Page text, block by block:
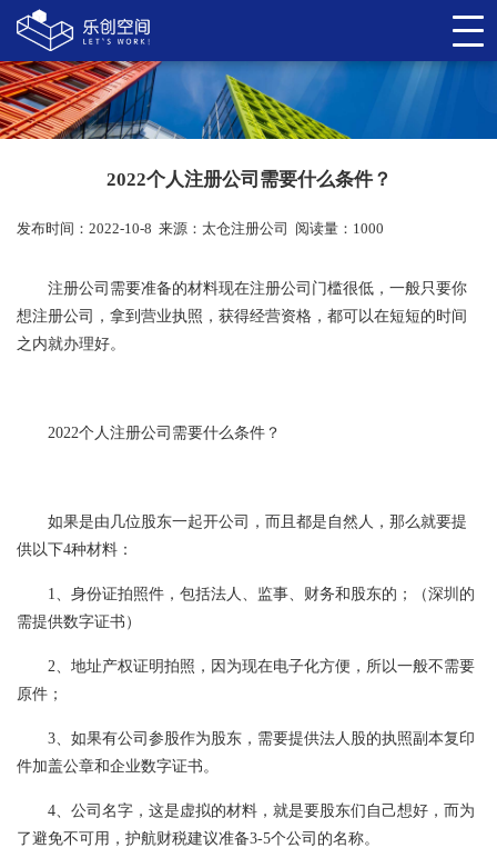
2022个人注册公司需要什么条件？
发布时间：2022-10-8 来源： 太仓注册公司 阅读量：1000
注册公司需要准备的材料现在注册公司门槛很低，一般只要你
想注册公司，拿到营业执照，获得经营资格，都可以在短短的时间
之内就办理好。
2022个人注册公司需要什么条件？
如果是由几位股东一起开公司，而且都是自然人，那么就要提
供以下4种材料：
1、身份证拍照件，包括法人、监事、财务和股东的；（深圳的
需提供数字证书）
2、地址产权证明拍照，因为现在电子化方便，所以一般不需要
原件；
3、如果有公司参股作为股东，需要提供法人股的执照副本复印
件加盖公章和企业数字证书。
4、公司名字，这是虚拟的材料，就是要股东们自己想好，而为
了避免不可用，护航财税建议准备3-5个公司的名称。